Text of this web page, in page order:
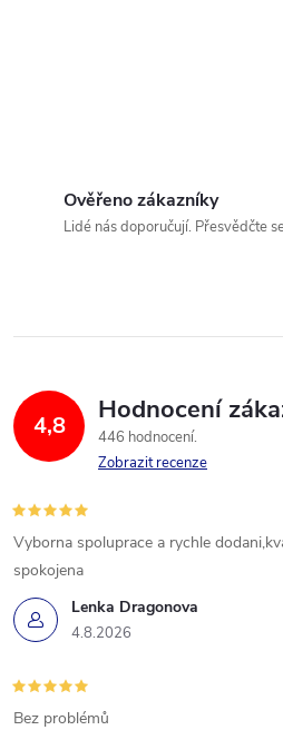
Ověřeno zákazníky
Lidé nás doporučují. Přesvědčte
4,8 Hodnocení
446 hodnocení
Zobrazit recenze
Lenka Dragonova
4.8.2026
Vyborna spoluprace a rychle
spokojena
Bez problémů